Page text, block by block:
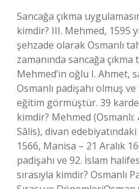
Sancağa çıkma
kimdir? III. Mehmed, 1595
şehzade olarak Osmanlı
zamanında sancağa çıkma
Mehmed’in oğlu I. Ahmet,
Osmanlı padişahı olmuş
eğitim görmüştür. 39
kimdir? Mehmed (Osmanlı: محمد ثالث, Mehmed-i
Sâlis), divan edebiyatındaki
1566, Manisa – 21 Aralık
padişahı ve 92. İslam
sırasıyla kimdir? Osmanlı